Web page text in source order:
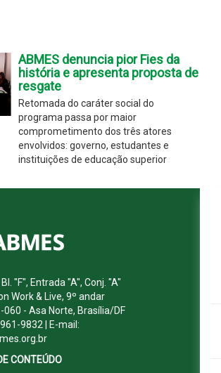
ABMES denuncia pior Fies da
história e apresenta proposta de
resgate
Retomada do caráter social do
programa passa por maior
comprometimento dos três atores
envolvidos: governo, estudantes e
instituições de educação superior
"F", Entrada "A", Conj. "A"
Work & Live, 9º andar
060 - Asa Norte, Brasília/DF
9832 | E-mail:
CONTEÚDO